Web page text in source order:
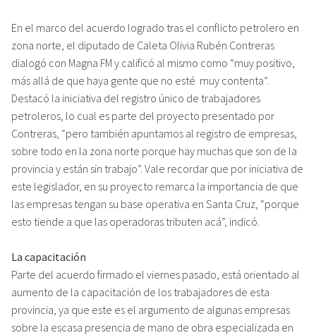
En el marco del acuerdo logrado tras el conflicto petrolero en
zona norte, el diputado de Caleta Olivia Rubén Contreras
dialogó con Magna FM y calificó al mismo como “muy positivo,
más allá de que haya gente que no esté muy contenta”.
Destacó la iniciativa del registro único de trabajadores
petroleros, lo cual es parte del proyecto presentado por
Contreras, “pero también apuntamos al registro de empresas,
sobre todo en la zona norte porque hay muchas que son de la
provincia y están sin trabajo”. Vale recordar que por iniciativa de
este legislador, en su proyecto remarca la importancia de que
las empresas tengan su base operativa en Santa Cruz, “porque
esto tiende a que las operadoras tributen acá”, indicó.
La capacitación
Parte del acuerdo firmado el viernes pasado, está orientado al
aumento de la capacitación de los trabajadores de esta
provincia, ya que este es el argumento de algunas empresas
sobre la escasa presencia de mano de obra especializada en